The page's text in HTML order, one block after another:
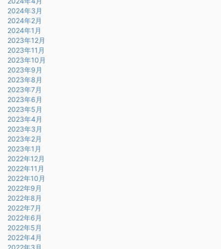
2024年3月
2024年2月
2024年1月
2023年12月
2023年11月
2023年10月
2023年9月
2023年8月
2023年7月
2023年6月
2023年5月
2023年4月
2023年3月
2023年2月
2023年1月
2022年12月
2022年11月
2022年10月
2022年9月
2022年8月
2022年7月
2022年6月
2022年5月
2022年4月